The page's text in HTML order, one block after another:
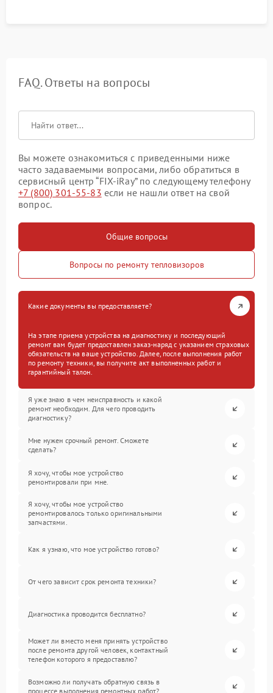
FAQ. Ответы на вопросы
Вы можете ознакомиться с приведенными ниже
часто задаваемыми вопросами, либо обратиться в
сервисный центр “FIX-iRay” по следующему телефону
+7 (800) 301-55-83 если не нашли ответ на свой
вопрос.
Общие вопросы
Вопросы по ремонту тепловизоров
Какие документы вы предоставляете?
На этапе приема устройства на диагностику и последующий
ремонт вам будет предоставлен заказ-наряд с указанием страховых
обязательств на ваше устройство. Далее, после выполнения работ
по ремонту техники, вы получите акт выполненных работ и
гарантийный талон.
Я уже знаю в чем неисправность и какой
ремонт необходим. Для чего проводить
диагностику?
Мне нужен срочный ремонт. Сможете
сделать?
Я хочу, чтобы мое устройство
ремонтировали при мне.
Я хочу, чтобы мое устройство
ремонтировалось только оригинальными
запчастями.
Как я узнаю, что мое устройство готово?
От чего зависит срок ремонта техники?
Диагностика проводится бесплатно?
Может ли вместо меня принять устройство
после ремонта другой человек, контактный
телефон которого я предоставлю?
Возможно ли получать обратную связь в
процессе выполнения ремонтных работ?